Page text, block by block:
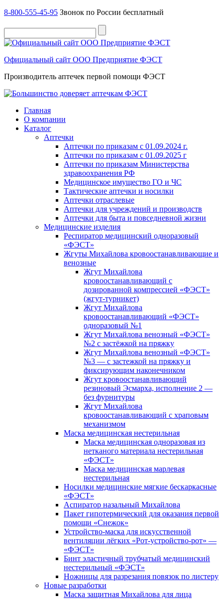
8-800-555-45-95 Звонок по России бесплатный
Официальный сайт ООО Предприятие ФЭСТ
Производитель аптечек первой помощи ФЭСТ
Главная
О компании
Каталог
Аптечки
Аптечки по приказам с 01.09.2024 г.
Аптечки по приказам с 01.09.2025 г
Аптечки по приказам Министерства
здравоохранения РФ
Медицинское имущество ГО и ЧС
Тактические аптечки и носилки
Аптечки отраслевые
Аптечки для учреждений и производств
Аптечки для быта и повседневной жизни
Медицинские изделия
Респиратор медицинский одноразовый
«ФЭСТ»
Жгуты Михайлова кровоостанавливающие и
венозные
Жгут Михайлова
кровоостанавливающий с
дозированной компрессией «ФЭСТ»
(жгут-турникет)
Жгут Михайлова
кровоостанавливающий «ФЭСТ»
одноразовый №1
Жгут Михайлова венозный «ФЭСТ»
№2 с застёжкой на пряжку
Жгут Михайлова венозный «ФЭСТ»
№3 — с застежкой на пряжку и
фиксирующим наконечником
Жгут кровоостанавливающий
резиновый Эсмарха, исполнение 2 —
без фурнитуры
Жгут Михайлова
кровоостанавливающий с храповым
механизмом
Маска медицинская нестерильная
Маска медицинская одноразовая из
нетканого материала нестерильная
«ФЭСТ»
Маска медицинская марлевая
нестерильная
Носилки медицинские мягкие бескаркасные
«ФЭСТ»
Аспиратор назальный Михайлова
Пакет гипотермический для оказания первой
помощи «Снежок»
Устройство-маска для искусственной
вентиляции лёгких «Рот-устройство-рот» —
«ФЭСТ»
Бинт эластичный трубчатый медицинский
нестерильный «ФЭСТ»
Ножницы для разрезания повязок по листеру
Новые разработки
Маска защитная Михайлова для лица